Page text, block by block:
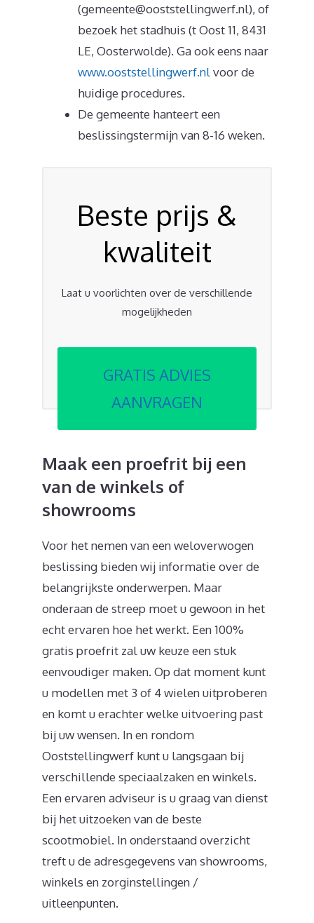
(gemeente@ooststellingwerf.nl), of
bezoek het stadhuis (t Oost 11, 8431
LE, Oosterwolde). Ga ook eens naar
www.ooststellingwerf.nlvoor de
huidige procedures.
De gemeente hanteert een
beslissingstermijn van 8-16 weken.
Beste prijs &
kwaliteit
Laat u voorlichten over de verschillende
mogelijkheden
GRATIS ADVIES
AANVRAGEN
Maak een proefrit bij een
van de winkels of
showrooms
Voor het nemen van een weloverwogen
beslissing bieden wij informatie over de
belangrijkste onderwerpen. Maar
onderaan de streep moet u gewoon in het
echt ervaren hoe het werkt. Een 100%
gratis proefrit zal uw keuze een stuk
eenvoudiger maken. Op dat moment kunt
u modellen met 3 of 4 wielen uitproberen
en komt u erachter welke uitvoering past
bij uw wensen. In en rondom
Ooststellingwerf kunt u langsgaan bij
verschillende speciaalzaken en winkels.
Een ervaren adviseur is u graag van dienst
bij het uitzoeken van de beste
scootmobiel. In onderstaand overzicht
treft u de adresgegevens van showrooms,
winkels en zorginstellingen /
uitleenpunten.